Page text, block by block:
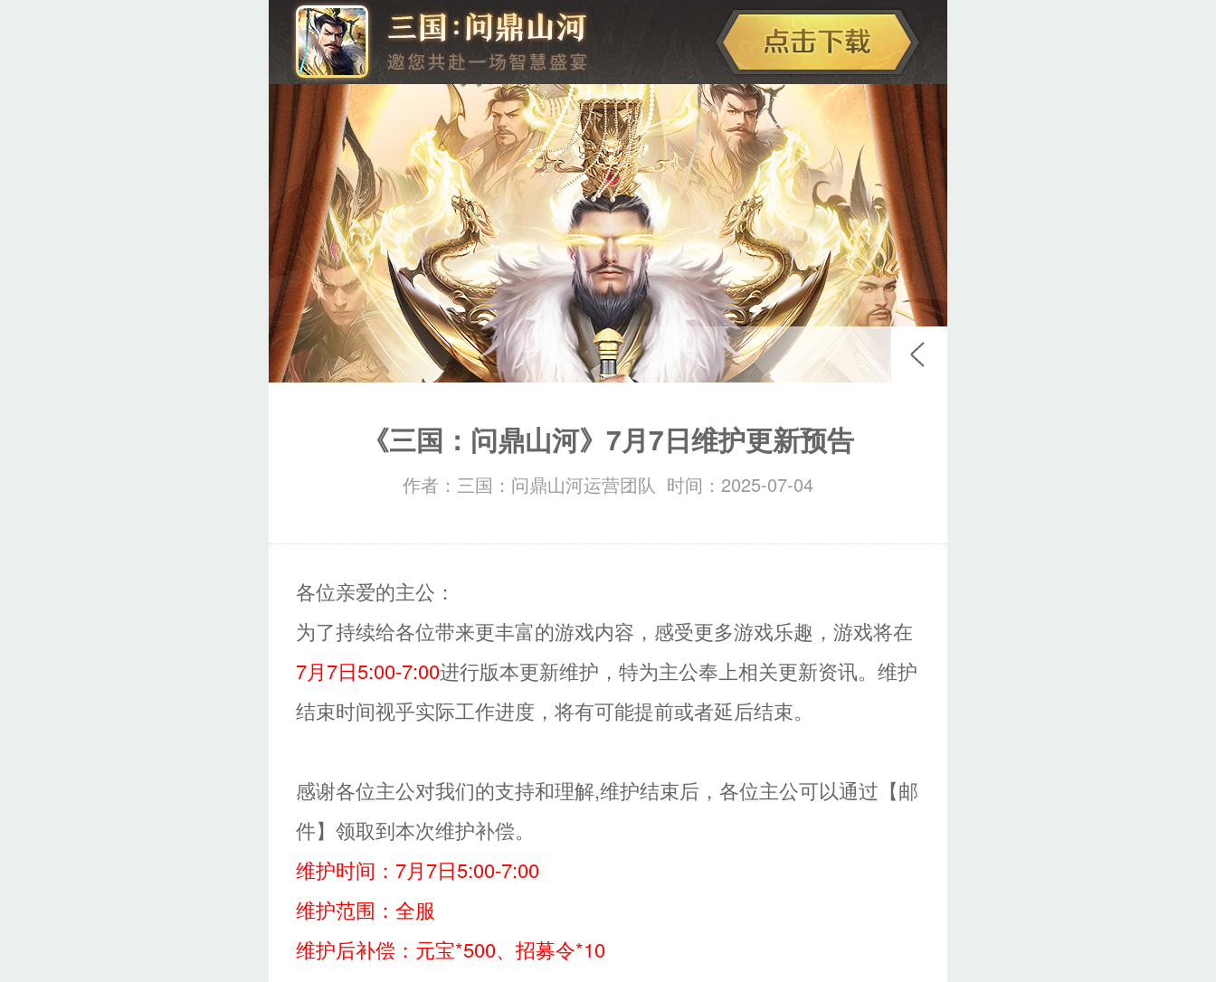
《三国：问鼎山河》7月7日维护更新预告
作者：三国：问鼎山河运营团队 时间：2025-07-04
各位亲爱的主公：
为了持续给各位带来更丰富的游戏内容，感受更多游戏乐趣，游戏将在
7月7日5:00-7:00进行版本更新维护，特为主公奉上相关更新资讯。维护
结束时间视乎实际工作进度，将有可能提前或者延后结束。
感谢各位主公对我们的支持和理解,维护结束后，各位主公可以通过【邮
件】领取到本次维护补偿。
维护时间：7月7日5:00-7:00
维护范围：全服
维护后补偿：元宝*500、招募令*10